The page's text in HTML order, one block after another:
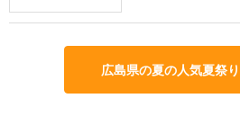
広島県の夏の人気夏祭